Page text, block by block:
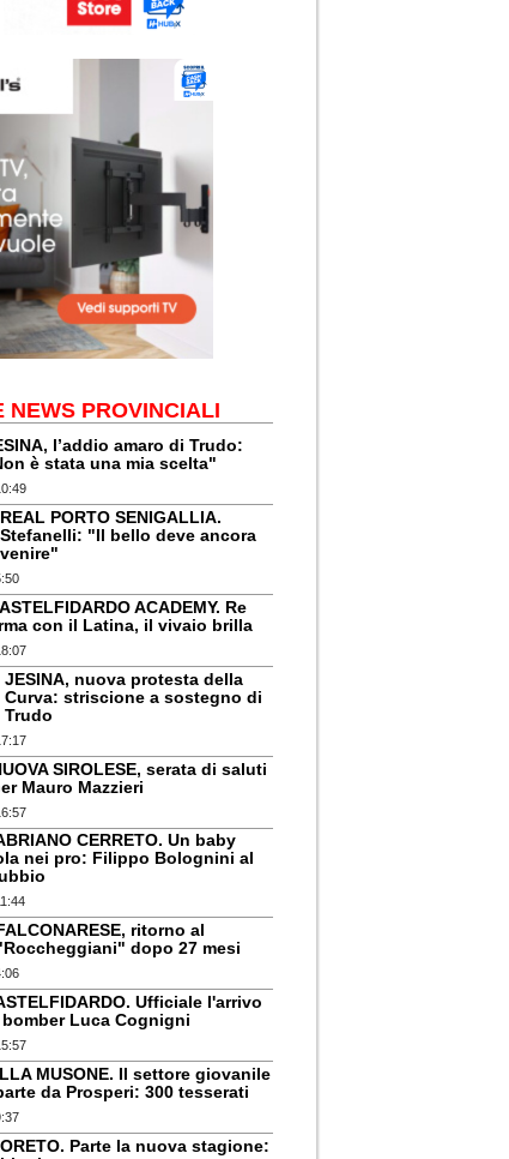
NEWS PROVINCIALI
l’addio amaro di Trudo:
è stata una mia scelta"
REAL PORTO SENIGALLIA.
Stefanelli: "Il bello deve ancora
venire"
ACADEMY. Re
con il Latina, il vivaio brilla
JESINA, nuova protesta della
Curva: striscione a sostegno di
Trudo
SIROLESE, serata di saluti
Mauro Mazzieri
CERRETO. Un baby
nei pro: Filippo Bolognini al
ritorno al
dopo 27 mesi
Ufficiale l'arrivo
Luca Cognigni
MUSONE. Il settore giovanile
da Prosperi: 300 tesserati
Parte la nuova stagione: